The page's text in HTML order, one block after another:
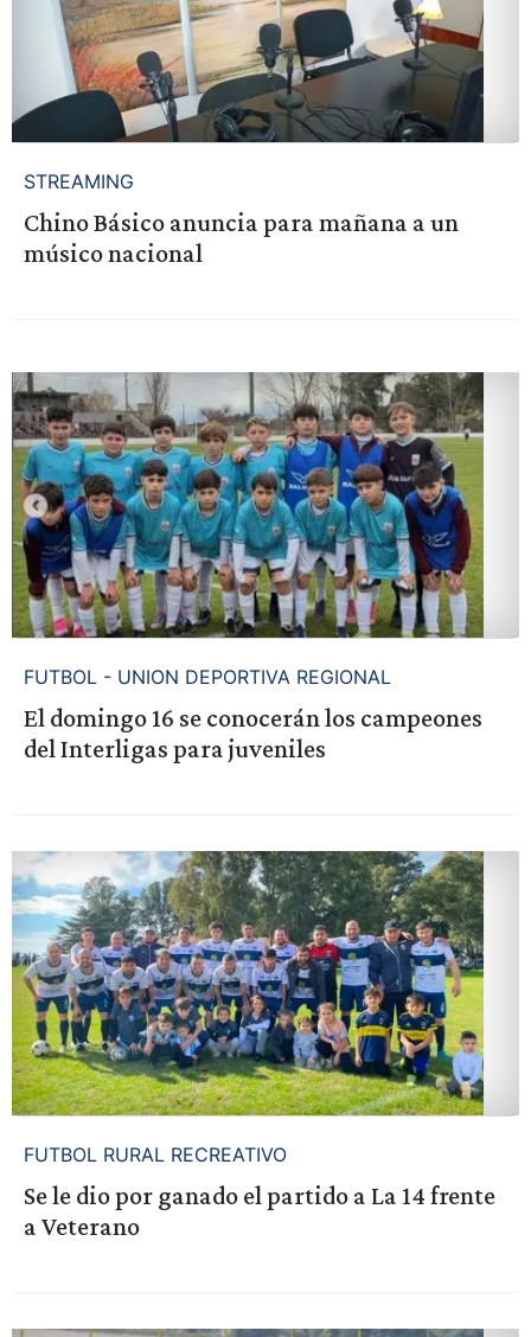
STREAMING
Chino Básico anuncia para mañana a un
músico nacional
FUTBOL - UNION DEPORTIVA REGIONAL
El domingo 16 se conocerán los campeones
del Interligas para juveniles
FUTBOL RURAL RECREATIVO
Se le dio por ganado el partido a La 14 frente
a Veterano